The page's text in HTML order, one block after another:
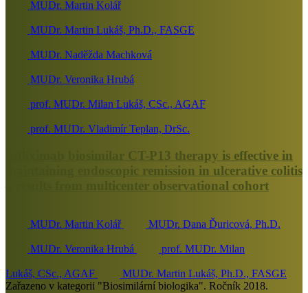
MUDr. Martin Kolář
MUDr. Martin Lukáš, Ph.D., FASGE
MUDr. Naděžda Machková
MUDr. Veronika Hrubá
prof. MUDr. Milan Lukáš, CSc., AGAF
prof. MUDr. Vladimír Teplan, DrSc.
Infliximab biosimilar CT-P13 therapy is effective in
maintaining endoscopic remission in ulcerative colitis
– results from multicenter observational cohort
MUDr. Martin Kolář MUDr. Dana Ďuricová, Ph.D.
MUDr. Veronika Hrubá prof. MUDr. Milan
Lukáš, CSc., AGAF
MUDr. Martin Lukáš, Ph.D., FASGE
Zařazeno v kategorii "Biosimilární biologika". Ročník 2018.